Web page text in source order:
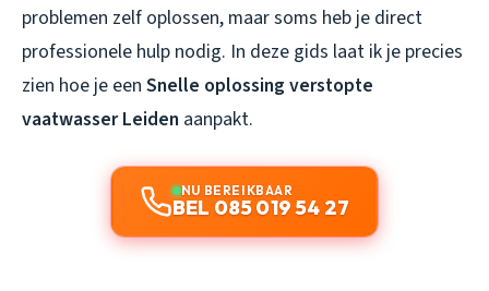
problemen zelf oplossen, maar soms heb je direct
professionele hulp nodig. In deze gids laat ik je precies
zien hoe je een Snelle oplossing verstopte
vaatwasser Leiden aanpakt.
NU BEREIKBAAR
BEL 085 019 54 27